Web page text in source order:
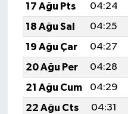
17 Ağu Pts
04:24
18 Ağu Sal
04:25
19 Ağu Çar
04:27
20 Ağu Per
04:28
21 Ağu Cum
04:29
22 Ağu Cts
04:31